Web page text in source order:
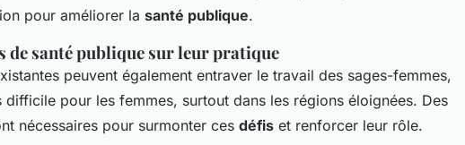
pour améliorer la santé publique.
de santé publique sur leur pratique
peuvent également entraver le travail des sages-femmes,
difficile pour les femmes, surtout dans les régions éloignées. Des
nécessaires pour surmonter ces défis et renforcer leur rôle.